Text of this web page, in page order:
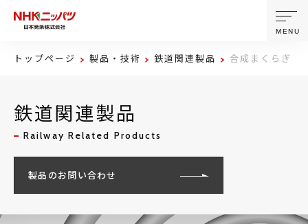
製品・技術
企業情報
MENU
トップページ 製品・技術 鉄道関連製品 合成まくらぎ
鉄道関連製品
Railway Related Products
製品のお問い合わせ